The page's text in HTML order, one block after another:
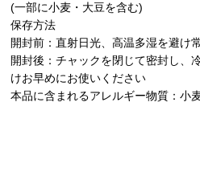
(一部に小麦・大豆を含む)
保存方法
開封前：直射日光、高温多湿を避け
開封後：チャックを閉じて密封し、
けお早めにお使いください
本品に含まれるアレルギー物質：小